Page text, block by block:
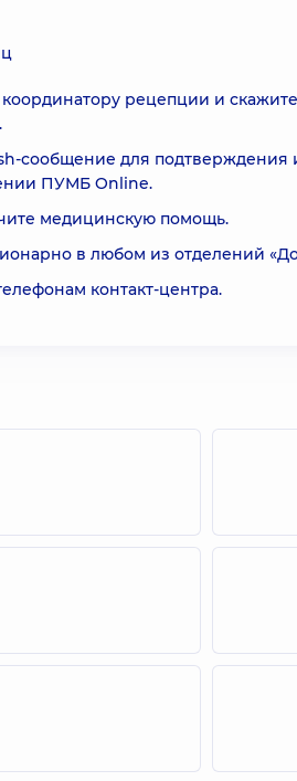
рецепции и
сообщение для подтверждения
ПУМБ Online.
медицинскую помощь.
в любом из отделений
контакт-центра.